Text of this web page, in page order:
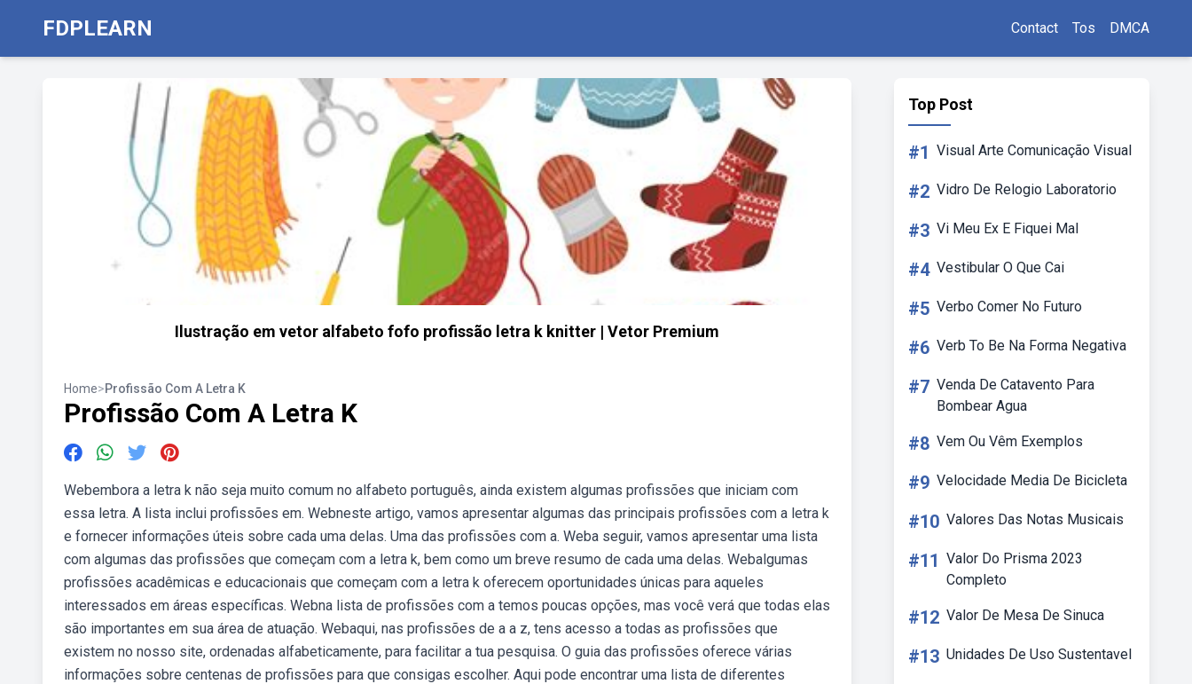
FDPLEARN Contact Tos DMCA
Ilustração em vetor alfabeto fofo profissão letra k knitter | Vetor Premium
Home>Profissão Com A Letra K
Profissão Com A Letra K
Webembora a letra k não seja muito comum no alfabeto português, ainda existem algumas profissões que iniciam com
essa letra. A lista inclui profissões em. Webneste artigo, vamos apresentar algumas das principais profissões com a letra k
e fornecer informações úteis sobre cada uma delas. Uma das profissões com a. Weba seguir, vamos apresentar uma lista
com algumas das profissões que começam com a letra k, bem como um breve resumo de cada uma delas. Webalgumas
profissões acadêmicas e educacionais que começam com a letra k oferecem oportunidades únicas para aqueles
interessados em áreas específicas. Webna lista de profissões com a temos poucas opções, mas você verá que todas elas
são importantes em sua área de atuação. Webaqui, nas profissões de a a z, tens acesso a todas as profissões que
existem no nosso site, ordenadas alfabeticamente, para facilitar a tua pesquisa. O guia das profissões oferece várias
informações sobre centenas de profissões para que consigas escolher. Aqui pode encontrar uma lista de diferentes
Top Post
#1 Visual Arte Comunicação Visual
#2 Vidro De Relogio Laboratorio
#3 Vi Meu Ex E Fiquei Mal
#4 Vestibular O Que Cai
#5 Verbo Comer No Futuro
#6 Verb To Be Na Forma Negativa
#7 Venda De Catavento Para
Bombear Agua
#8 Vem Ou Vêm Exemplos
#9 Velocidade Media De Bicicleta
#10 Valores Das Notas Musicais
#11 Valor Do Prisma 2023
Completo
#12 Valor De Mesa De Sinuca
#13 Unidades De Uso Sustentavel